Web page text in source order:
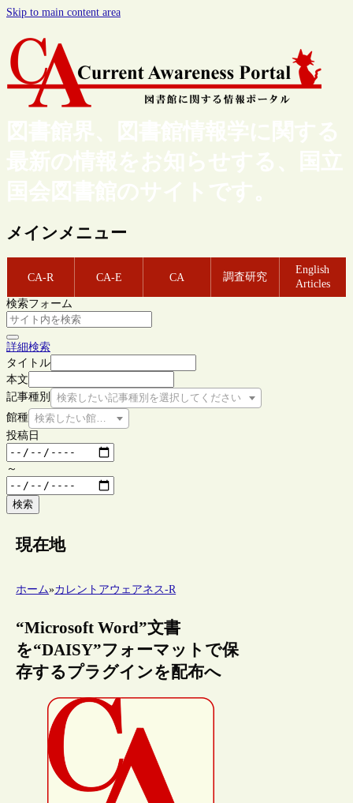
Skip to main content area
図書館界、図書館情報学に関する
最新の情報をお知らせする、国立
国会図書館のサイトです。
メインメニュー
CA-R CA-E CA 調査研究
English
Articles
検索フォーム
詳細検索
タイトル
本文
記事種別
検索したい記事種別を選択してください
館種 検索したい館種を選択してください
投稿日
～
検索
現在地
ホーム»カレントアウェアネス-R
“Microsoft Word”文書
を“DAISY”フォーマットで保
存するプラグインを配布へ